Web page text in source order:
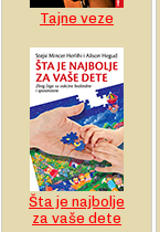
Tajne veze
Šta je najbolje
za vaše dete